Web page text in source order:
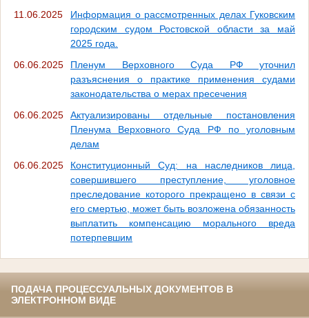
11.06.2025
Информация о рассмотренных делах Гуковским
городским судом Ростовской области за май
2025 года.
06.06.2025
Пленум Верховного Суда РФ уточнил
разъяснения о практике применения судами
законодательства о мерах пресечения
06.06.2025
Актуализированы отдельные постановления
Пленума Верховного Суда РФ по уголовным
делам
06.06.2025
Конституционный Суд: на наследников лица,
совершившего преступление, уголовное
преследование которого прекращено в связи с
его смертью, может быть возложена обязанность
выплатить компенсацию морального вреда
потерпевшим
ПОДАЧА ПРОЦЕССУАЛЬНЫХ ДОКУМЕНТОВ В
ЭЛЕКТРОННОМ ВИДЕ